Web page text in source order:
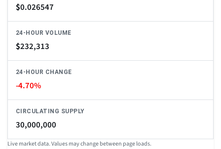
$0.026547
24-HOUR VOLUME
$232,313
24-HOUR CHANGE
-4.70%
CIRCULATING SUPPLY
30,000,000
Live market data. Values may change between page loads.